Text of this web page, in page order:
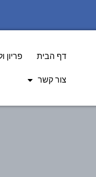
דף הבית פריון
צור קשר